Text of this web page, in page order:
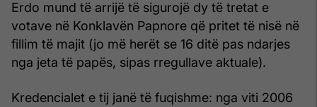
Erdo mund të arrijë të sigurojë dy të tretat e
votave në Konklavën Papnore që pritet të nisë në
fillim të majit (jo më herët se 16 ditë pas ndarjes
nga jeta të papës, sipas rregullave aktuale).
Kredencialet e tij janë të fuqishme: nga viti 2006